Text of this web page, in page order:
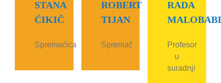
STANA
ĆIKIČ
Spremaćica
ROBERT
TIJAN
Spremač
RADA
Profesor
u
suradnji